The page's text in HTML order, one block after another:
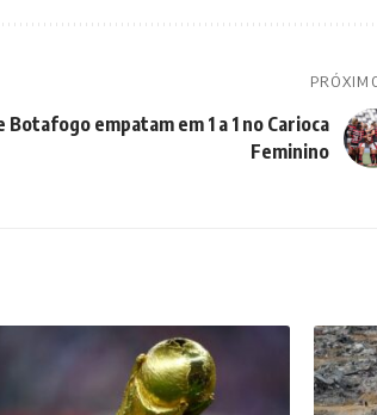
Botafogo empatam em 1 a 1 no Carioca
Feminino